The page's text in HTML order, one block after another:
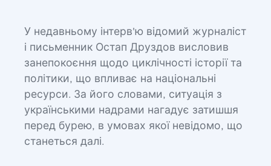
У недавньому інтерв'ю відомий журналіст
і письменник Остап Друздов висловив
занепокоєння щодо циклічності історії та
політики, що впливає на національні
ресурси. За його словами, ситуація з
українськими надрами нагадує затишшя
перед бурею, в умовах якої невідомо, що
станеться далі.